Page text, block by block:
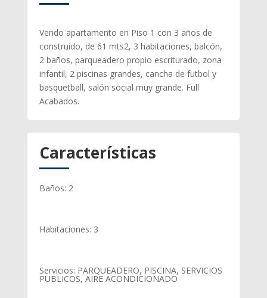
Vendo apartamento en Piso 1 con 3 años de
construido, de 61 mts2, 3 habitaciones, balcón,
2 baños, parqueadero propio escriturado, zona
infantil, 2 piscinas grandes, cancha de futbol y
basquetball, salón social muy grande. Full
Acabados.
Características
Baños: 2
Habitaciones: 3
Servicios: PARQUEADERO, PISCINA, SERVICIOS
PUBLICOS, AIRE ACONDICIONADO